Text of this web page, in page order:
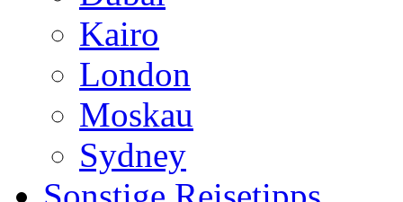
Kairo
London
Moskau
Sydney